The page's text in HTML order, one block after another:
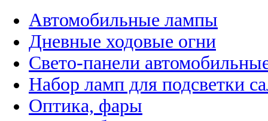
Автомобильные лампы
Дневные ходовые огни
Свето-панели
Набор ламп для подсветки
Оптика, фары